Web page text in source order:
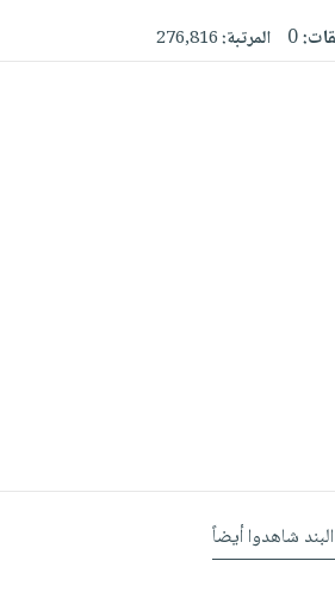
0 المرتبة:276,816
شاهدوا أيضاً